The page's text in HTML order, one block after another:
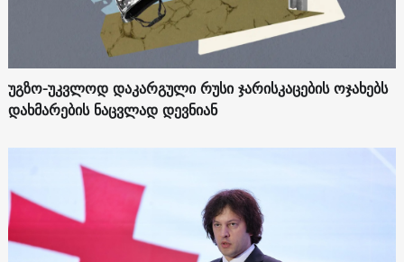
უგზო-უკვლოდ დაკარგული რუსი ჯარისკაცების ოჯახებს
დახმარების ნაცვლად დევნიან